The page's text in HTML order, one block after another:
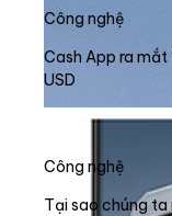
Công nghệ
Cash App ra
USD
Công nghệ
Tại sao chúng ta